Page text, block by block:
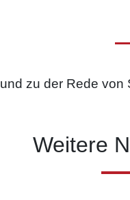
und zu der Rede von
Weitere